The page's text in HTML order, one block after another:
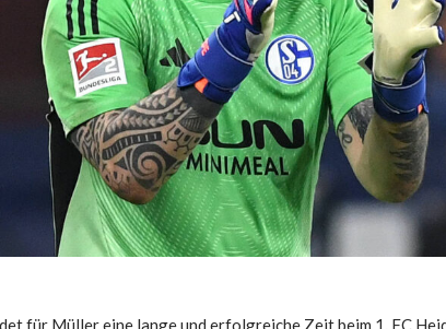
für Müller eine lange und erfolgreiche Zeit beim 1. FC